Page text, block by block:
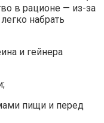
в рационе — из-за
набрать
и гейнера
пищи и перед